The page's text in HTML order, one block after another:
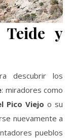
y
descubrir los
: miradores como
Pico Viejo o su
nuevamente a
pueblos